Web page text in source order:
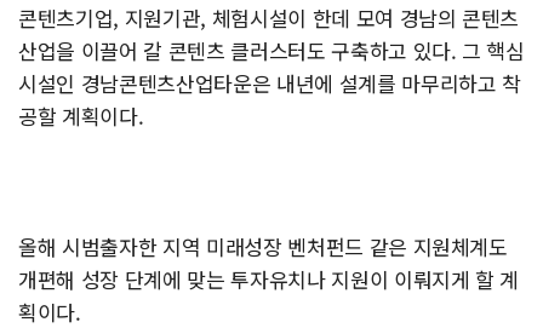
콘텐츠기업, 지원기관, 체험시설이 한데 모여 경남의 콘텐츠
산업을 이끌어 갈 콘텐츠 클러스터도 구축하고 있다. 그 핵심
시설인 경남콘텐츠산업타운은 내년에 설계를 마무리하고 착
공할 계획이다.
올해 시범출자한 지역 미래성장 벤처펀드 같은 지원체계도
개편해 성장 단계에 맞는 투자유치나 지원이 이뤄지게 할 계
획이다.